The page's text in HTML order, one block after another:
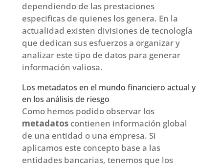
dependiendo de las prestaciones
especificas de quienes los genera. En la
actualidad existen divisiones de tecnología
que dedican sus esfuerzos a organizar y
analizar este tipo de datos para generar
información valiosa.
Los metadatos en el mundo financiero actual y
en los análisis de riesgo
Como hemos podido observar los
metadatos contienen información global
de una entidad o una empresa. Si
aplicamos este concepto base a las
entidades bancarias, tenemos que los